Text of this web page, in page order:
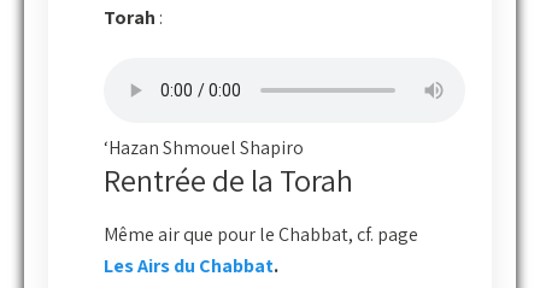
Torah :
‘Hazan Shmouel Shapiro
Rentrée de la Torah
Même air que pour le Chabbat, cf. page
Les Airs du Chabbat.